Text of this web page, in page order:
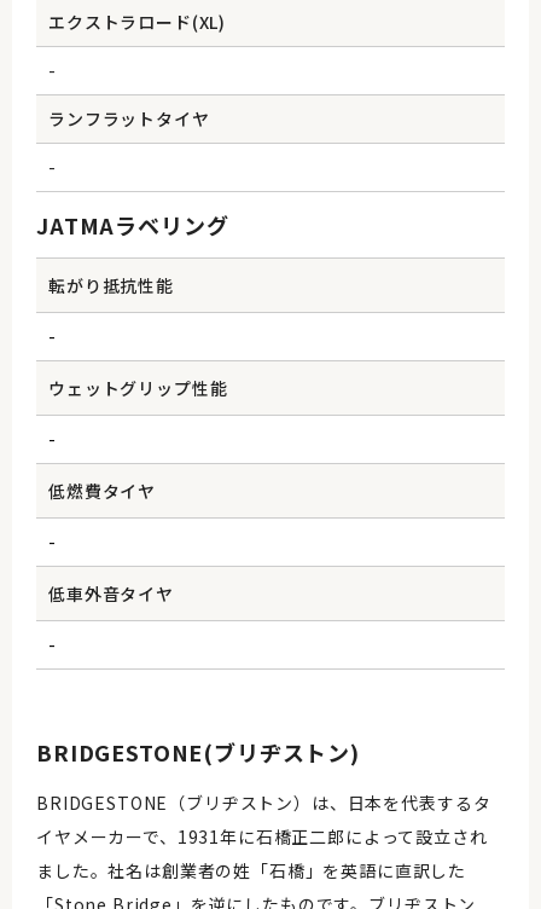
エクストラロード(XL)
-
ランフラットタイヤ
-
JATMAラベリング
転がり抵抗性能
-
ウェットグリップ性能
-
低燃費タイヤ
-
低車外音タイヤ
-
BRIDGESTONE(ブリヂストン)
BRIDGESTONE（ブリヂストン）は、日本を代表するタ
イヤメーカーで、1931年に石橋正二郎によって設立され
ました。社名は創業者の姓「石橋」を英語に直訳した